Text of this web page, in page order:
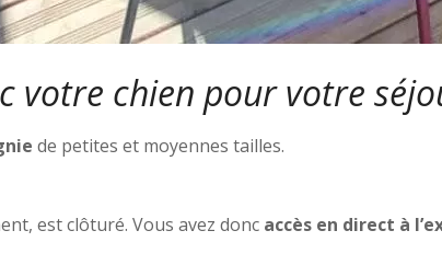
votre chien pour votre
de petites et moyennes tailles.
est clôturé. Vous avez donc accès en direct à